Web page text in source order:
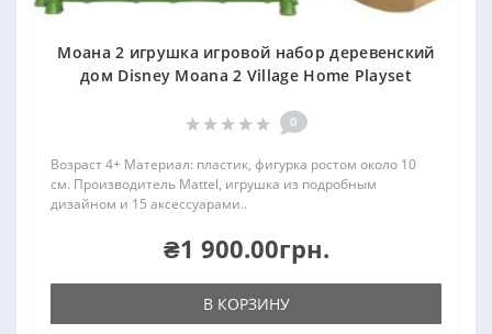
Моана 2 игрушка игровой набор деревенский
дом Disney Moana 2 Village Home Playset
0
Возраст 4+ Материал: пластик, фигурка ростом около 10
см. Производитель Mattel, игрушка из подробным
дизайном и 15 аксессуарами..
₴1 900.00грн.
В КОРЗИНУ